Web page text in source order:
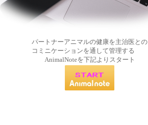
パートナーアニマルの健康を主治医との
コミニケーションを通して管理する
AnimalNoteを下記よりスタート